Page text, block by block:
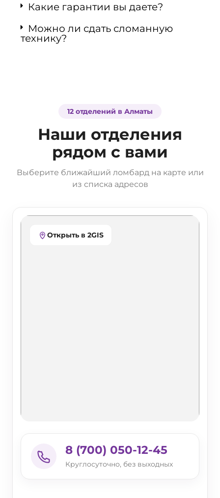
Какие гарантии вы даете?
Можно ли сдать сломанную
технику?
12 отделений в Алматы
Наши отделения
рядом с вами
Выберите ближайший ломбард на карте или
из списка адресов
Открыть в 2GIS
8 (700) 050-12-45
Круглосуточно, без выходных